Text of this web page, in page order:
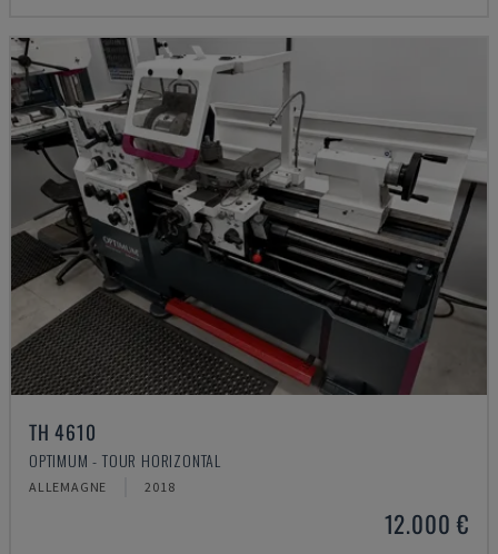
TH 4610
OPTIMUM - TOUR HORIZONTAL
ALLEMAGNE 2018
12.000 €